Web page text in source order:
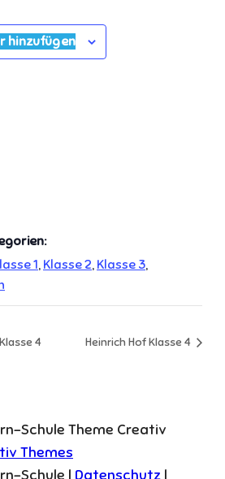
hinzufügen
1, Klasse 2, Klasse 3,
4 Heinrich Hof Klasse 4
Schule Theme Creativ
Themes
Schule | Datenschutz |